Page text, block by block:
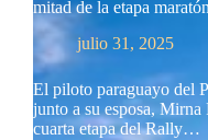
mitad de la etapa
julio 31, 2025
El piloto paraguayo del
junto a su esposa, Mirna
cuarta etapa del Rally…